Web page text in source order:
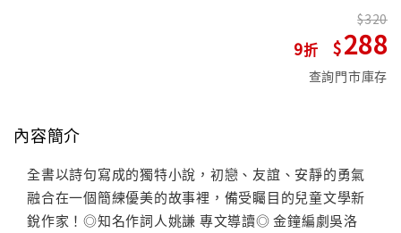
9
320
288
查詢門市庫存
內容簡介
全書以詩句寫成的獨特小說，初戀、友誼、安靜的勇氣
融合在一個簡練優美的故事裡，備受矚目的兒童文學新
銳作家！◎知名作詞人姚謙 專文導讀◎ 金鐘編劇吳洛